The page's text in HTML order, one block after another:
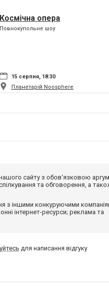
Космічна опера
Повнокупольне шоу
15 серпня, 18:30
Планетарій Noosphere
сайту з обов'язковою
та обговорення, а
з іншими конкуруючими
інтернет-ресурси; реклама та
для написання відгуку